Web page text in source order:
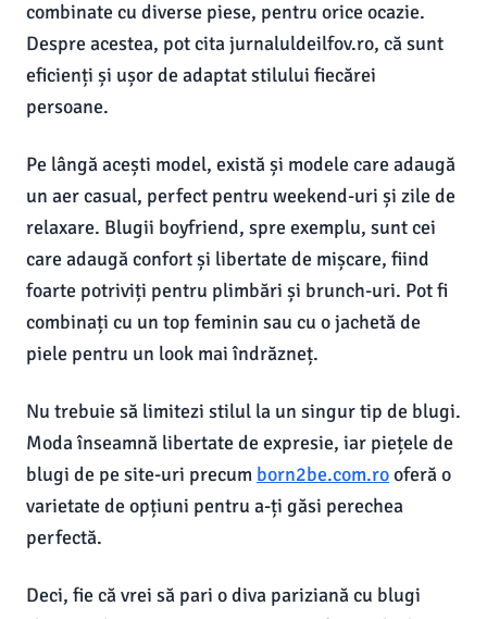
combinate cu diverse piese, pentru orice ocazie.
Despre acestea, pot cita jurnaluldeilfov.ro, că sunt
eficienți și ușor de adaptat stilului fiecărei
persoane.
Pe lângă acești model, există și modele care adaugă
un aer casual, perfect pentru weekend-uri și zile de
relaxare. Blugii boyfriend, spre exemplu, sunt cei
care adaugă confort și libertate de mișcare, fiind
foarte potriviți pentru plimbări și brunch-uri. Pot fi
combinați cu un top feminin sau cu o jachetă de
piele pentru un look mai îndrăzneț.
Nu trebuie să limitezi stilul la un singur tip de blugi.
Moda înseamnă libertate de expresie, iar piețele de
blugi de pe site-uri precum born2be.com.rooferă o
varietate de opțiuni pentru a-ți găsi perechea
perfectă.
Deci, fie că vrei să pari o diva pariziană cu blugi